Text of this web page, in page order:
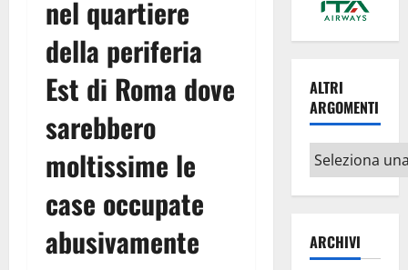
nel quartiere
della periferia
Est di Roma dove
sarebbero
moltissime le
case occupate
abusivamente
ALTRI
ARGOMENTI
Altri
argomenti
ARCHIVI